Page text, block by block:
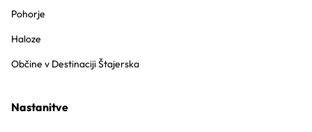
Pohorje
Haloze
Občine v Destinaciji Štajerska
Nastanitve